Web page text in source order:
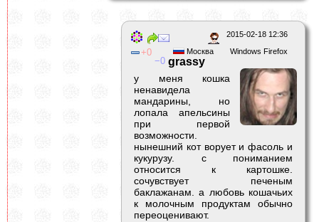
2015-02-18 12:36
Windows Firefox
Москва
0
0 grassy
у меня кошка
ненавидела
мандарины, но
лопала апельсины
при первой
возможности.
нынешний кот ворует и фасоль и
кукурузу. с пониманием
относится к картошке.
сочувствует печеным
баклажанам. а любовь кошачьих
к молочным продуктам обычно
переоценивают.